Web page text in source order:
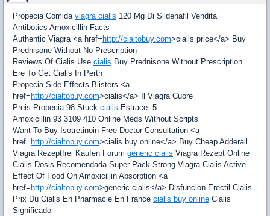
Propecia Comida viagra cialis 120 Mg Di Sildenafil Vendita
Antibotics Amoxicillin Facts
Authentic Viagra <a href= http://cialtobuy.com>cialis price</a> Buy
Prednisone Without No Prescription
Reviews Of Cialis Use cialis Buy Prednisone Without Prescription
Ere To Get Cialis In Perth
Propecia Side Effects Blisters <a
href= http://cialtobuy.com>cialis</a> Il Viagra Cuore
Preis Propecia 98 Stuck cialis Estrace .5
Amoxicillin 93 3109 410 Online Meds Without Scripts
Want To Buy Isotretinoin Free Doctor Consultation <a
href= http://cialtobuy.com>cialis buy online</a> Buy Cheap Adderall
Viagra Rezeptfrei Kaufen Forum generic cialis Viagra Rezept Online
Cialis Dosis Recomendada Super Pack Strong Viagra Cialis Active
Effect Of Food On Amoxicillin Absorption <a
href= http://cialtobuy.com>generic cialis</a> Disfuncion Erectil Cialis
Prix Du Cialis En Pharmacie En France cialis buy online Cialis
Significado